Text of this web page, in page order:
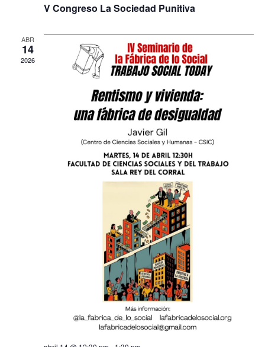
V Congreso La Sociedad Punitiva
ABR
14
2026